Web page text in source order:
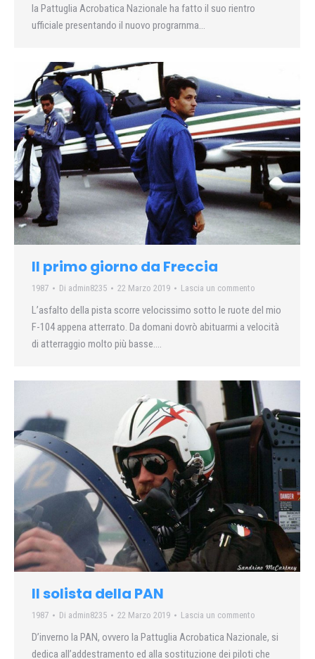
la Pattuglia Acrobatica Nazionale ha fatto il suo rientro
ufficiale presentando il nuovo prograrnma…
Il primo giorno da Freccia
1987 Di admin8235 22 Marzo 2019 Lascia un commento
L’asfalto della pista scorre velocissimo sotto le ruote del mio
F-104 appena atterrato. Da domani dovrò abituarmi a velocità
di atterraggio molto più basse….
Il solista della PAN
1987 Di admin8235 22 Marzo 2019 Lascia un commento
D’inverno la PAN, ovvero la Pattuglia Acrobatica Nazionale, si
dedica all’addestramento ed alla sostituzione dei piloti che